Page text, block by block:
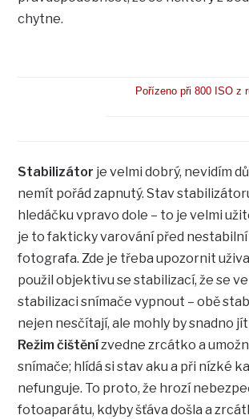
chytne.
Pořízeno při 800 ISO z
Stabilizátor je velmi dobrý, nevidím
nemít pořád zapnutý. Stav
hledáčku vpravo dole – to je velmi
je to fakticky varování před
fotografa. Zde je třeba upozornit
použil objektivu se stabilizací, že se
stabilizaci snímače vypnout – obě
nejen nesčítají, ale mohly by snadno
Režim čištěnízvedne zrcátko a
snímače; hlídá si stav aku a při nízké
nefunguje. To proto, že hrozí
fotoaparátu, kdyby šťáva došla a